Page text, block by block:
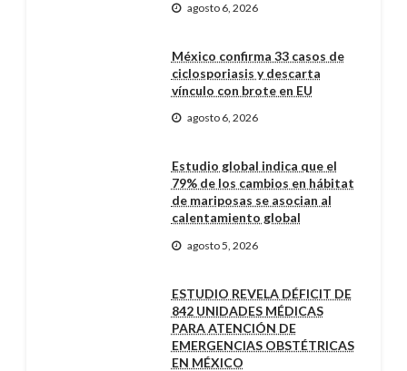
agosto 6, 2026
México confirma 33 casos de
ciclosporiasis y descarta
vínculo con brote en EU
agosto 6, 2026
Estudio global indica que el
79% de los cambios en hábitat
de mariposas se asocian al
calentamiento global
agosto 5, 2026
ESTUDIO REVELA DÉFICIT DE
842 UNIDADES MÉDICAS
PARA ATENCIÓN DE
EMERGENCIAS OBSTÉTRICAS
EN MÉXICO